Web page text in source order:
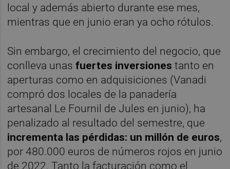
local y además abierto durante ese mes,
mientras que en junio eran ya ocho rótulos.
Sin embargo, el crecimiento del negocio, que
conlleva unasfuertes inversiones tanto en
aperturas como en adquisiciones (Vanadi
compró dos locales de la panadería
artesanal Le Fournil de Jules en junio), ha
penalizado al resultado del semestre, que
incrementa las pérdidas: un millón de euros,
por 480.000 euros de números rojos en junio
de 2022. Tanto la facturación como el